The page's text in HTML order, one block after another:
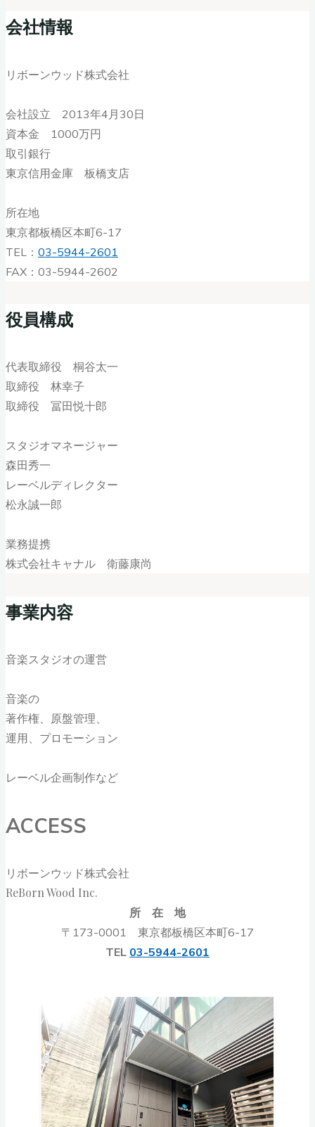
会社情報
リボーンウッド株式会社
会社設立 2013年4月30日
資本金 1000万円
取引銀行
東京信用金庫 板橋支店
所在地
東京都板橋区本町6-17
TEL： 03-5944-2601
FAX：03-5944-2602
役員構成
代表取締役 桐谷太一
取締役 林幸子
取締役 冨田悦十郎
スタジオマネージャー
森田秀一
レーベルディレクター
松永誠一郎
業務提携
株式会社キャナル 衛藤康尚
事業内容
音楽スタジオの運営
音楽の
著作権、原盤管理、
運用、プロモーション
レーベル企画制作など
ACCESS
リボーンウッド株式会社
ReBorn Wood Inc.
所 在 地
〒173-0001 東京都板橋区本町6-17
TEL 03-5944-2601